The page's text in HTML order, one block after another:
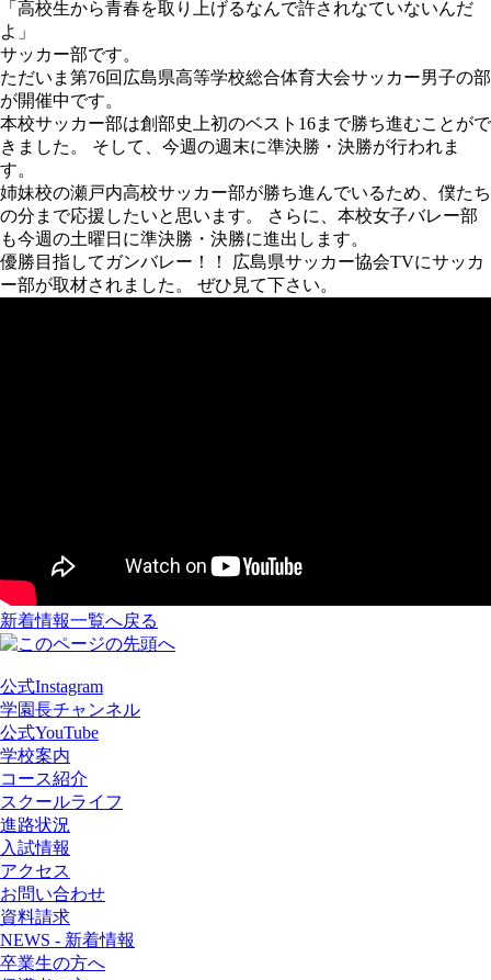
「高校生から青春を取り上げるなんで許されなていないんだ
よ」
サッカー部です。
ただいま第76回広島県高等学校総合体育大会サッカー男子の部
が開催中です。
本校サッカー部は創部史上初のベスト16まで勝ち進むことがで
きました。 そして、今週の週末に準決勝・決勝が行われま
す。
姉妹校の瀬戸内高校サッカー部が勝ち進んでいるため、僕たち
の分まで応援したいと思います。 さらに、本校女子バレー部
も今週の土曜日に準決勝・決勝に進出します。
優勝目指してガンバレー！！ 広島県サッカー協会TVにサッカ
ー部が取材されました。 ぜひ見て下さい。
新着情報一覧へ戻る
公式Instagram
学園長チャンネル
公式YouTube
学校案内
コース紹介
スクールライフ
進路状況
入試情報
アクセス
お問い合わせ
資料請求
NEWS - 新着情報
卒業生の方へ